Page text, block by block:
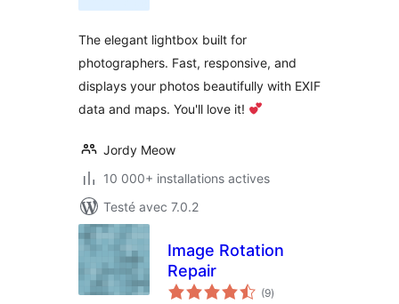
The elegant lightbox built for
photographers. Fast, responsive, and
displays your photos beautifully with EXIF
data and maps. You'll love it!
Jordy Meow
10 000+ installations actives
Testé avec 7.0.2
Image Rotation
Repair
(9notes
en
)